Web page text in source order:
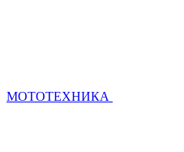
МОТОТЕХНИКА